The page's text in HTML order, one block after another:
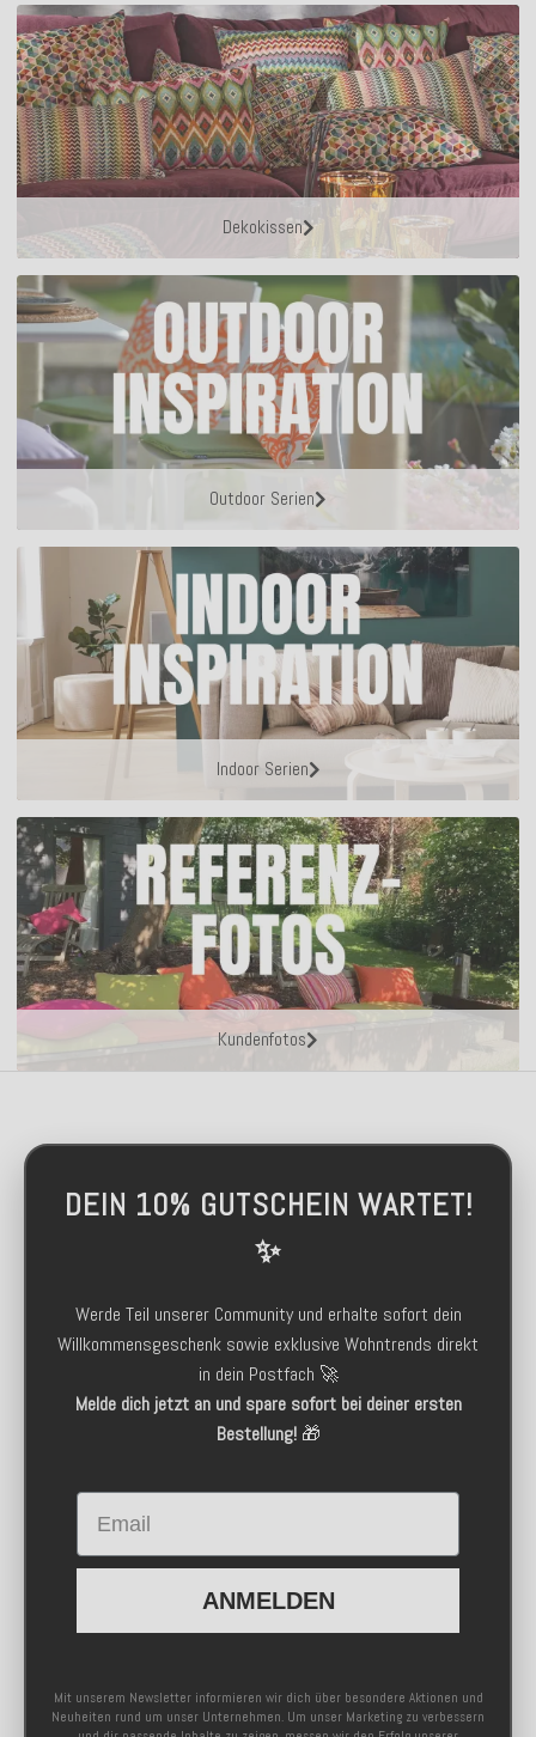
Dekokissen
Outdoor Serien
Indoor Serien
Kundenfotos
DEIN 10% GUTSCHEIN WARTET!
✨
Werde Teil unserer Community und erhalte sofort dein
Willkommensgeschenk sowie exklusive Wohntrends direkt
in dein Postfach 🚀
Melde dich jetzt an und spare sofort bei deiner ersten
Bestellung!🎁
Email
ANMELDEN
Mit unserem Newsletter informieren wir dich über besondere Aktionen und
Neuheiten rund um unser Unternehmen. Um unser Marketing zu verbessern